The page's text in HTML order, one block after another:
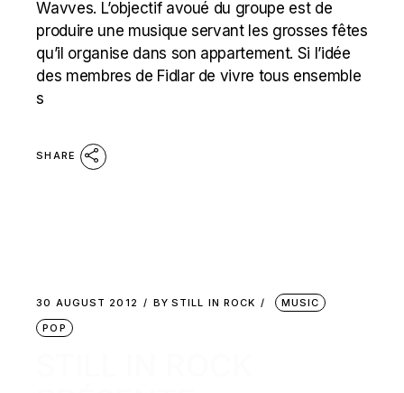
Wavves. L’objectif avoué du groupe est de
produire une musique servant les grosses fêtes
qu’il organise dans son appartement. Si l’idée
des membres de Fidlar de vivre tous ensemble
s
SHARE
30 AUGUST 2012 BY STILL IN ROCK
MUSIC
POP